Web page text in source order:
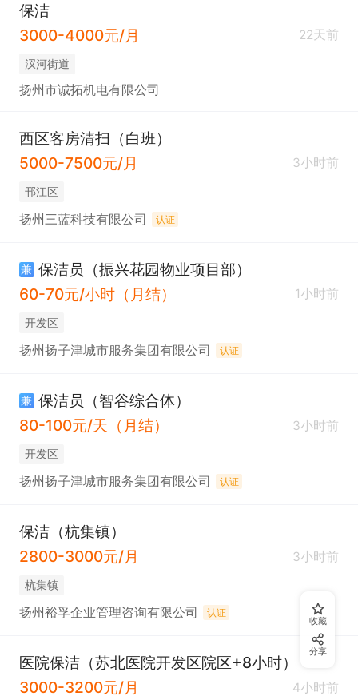
保洁
3000-4000元/月
22天前
汊河街道
扬州市诚拓机电有限公司
西区客房清扫（白班）
5000-7500元/月
3小时前
邗江区
扬州三蓝科技有限公司 认证
兼 保洁员（振兴花园物业项目部）
60-70元/小时（月结）
1小时前
开发区
扬州扬子津城市服务集团有限公司 认证
兼 保洁员（智谷综合体）
80-100元/天（月结）
3小时前
开发区
扬州扬子津城市服务集团有限公司 认证
保洁（杭集镇）
2800-3000元/月
3小时前
杭集镇
扬州裕孚企业管理咨询有限公司 认证
医院保洁（苏北医院开发区院区+8小时）
3000-3200元/月
4小时前
收藏
分享